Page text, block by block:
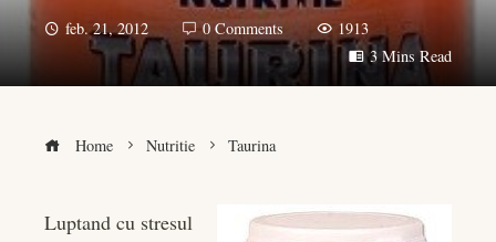
feb. 21, 2012 0 Comments
1913
3 Mins Read
Home Nutritie Taurina
Luptand cu stresul